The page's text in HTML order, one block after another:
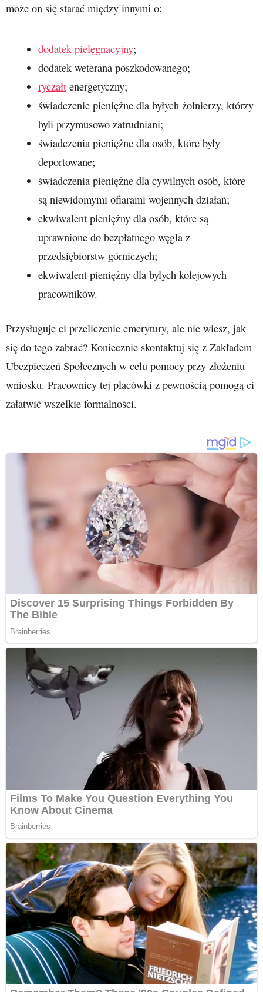
może on się starać między innymi o:
dodatek pielęgnacyjny;
dodatek weterana poszkodowanego;
ryczałt energetyczny;
świadczenie pieniężne dla byłych żołnierzy, którzy
byli przymusowo zatrudniani;
świadczenia pieniężne dla osób, które były
deportowane;
świadczenia pieniężne dla cywilnych osób, które
są niewidomymi ofiarami wojennych działań;
ekwiwalent pieniężny dla osób, które są
uprawnione do bezpłatnego węgla z
przedsiębiorstw górniczych;
ekwiwalent pieniężny dla byłych kolejowych
pracowników.
Przysługuje ci przeliczenie emerytury, ale nie wiesz, jak
się do tego zabrać? Koniecznie skontaktuj się z Zakładem
Ubezpieczeń Społecznych w celu pomocy przy złożeniu
wniosku. Pracownicy tej placówki z pewnością pomogą ci
załatwić wszelkie formalności.